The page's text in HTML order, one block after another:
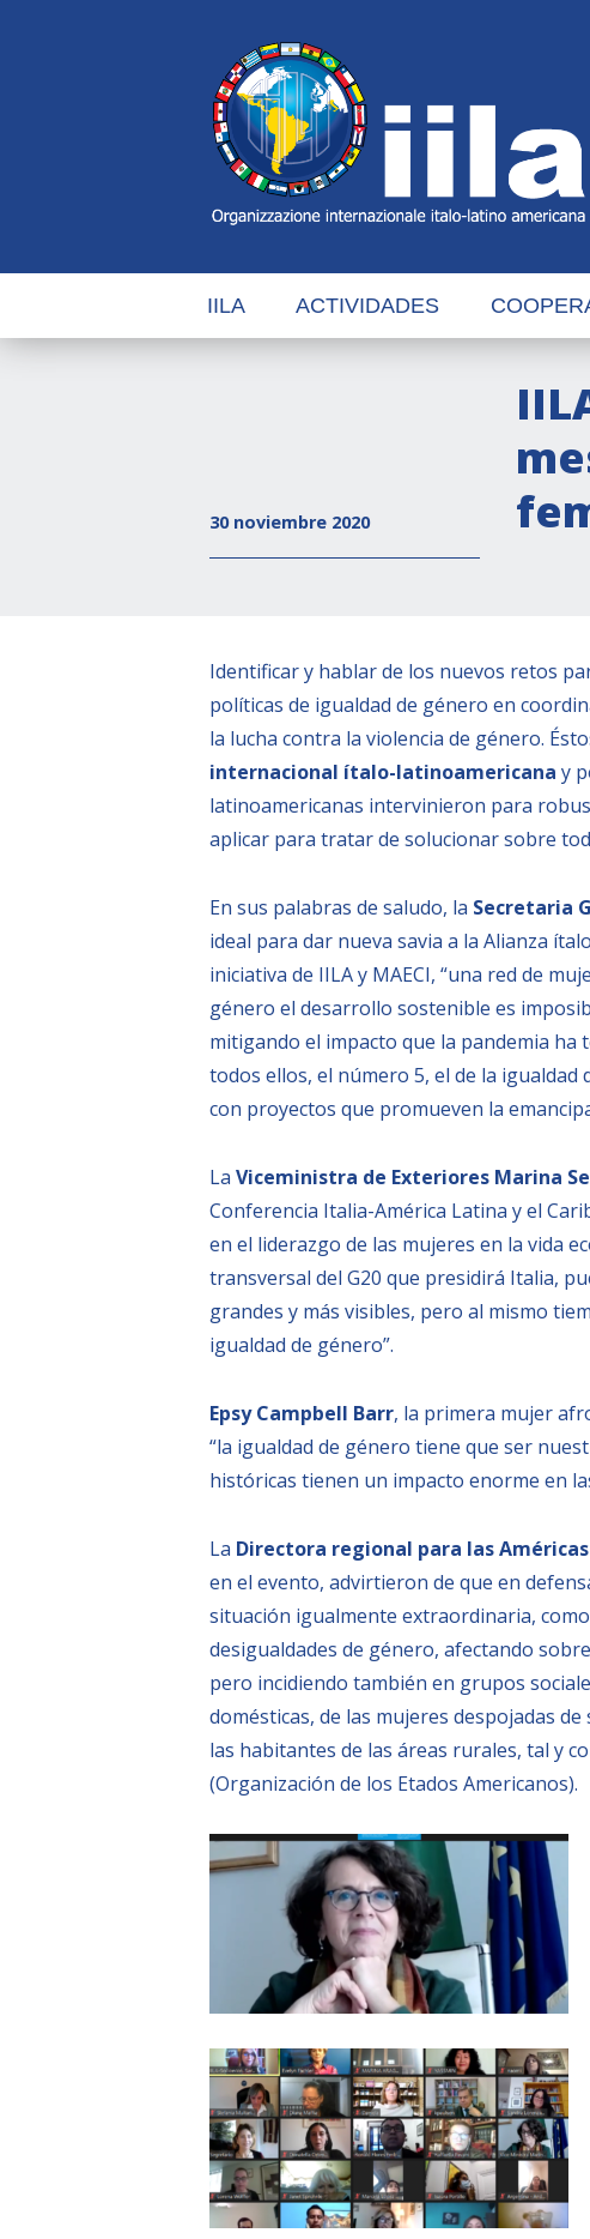
IILA ACTIVIDADES
30 noviembre 2020
Identificar y hablar de los nuevos retos
políticas de igualdad de género en
la lucha contra la violencia de género.
internacional ítalo-latinoamericana y
latinoamericanas intervinieron para
aplicar para tratar de solucionar sobre
En sus palabras de saludo, la Secretaria
ideal para dar nueva savia a la Alianza
iniciativa de IILA y MAECI, “una red de
género el desarrollo sostenible es
mitigando el impacto que la pandemia ha
todos ellos, el número 5, el de la
con proyectos que promueven la
La Viceministra de Exteriores Marina
Conferencia Italia-América Latina y el
en el liderazgo de las mujeres en la vida
transversal del G20 que presidirá Italia,
grandes y más visibles, pero al mismo
igualdad de género”.
Epsy Campbell Barr, la primera mujer
“la igualdad de género tiene que ser
históricas tienen un impacto enorme en
La Directora regional para las
en el evento, advirtieron de que en
situación igualmente extraordinaria,
desigualdades de género, afectando
pero incidiendo también en grupos
domésticas, de las mujeres despojadas
las habitantes de las áreas rurales, tal y
(Organización de los Etados Americanos).